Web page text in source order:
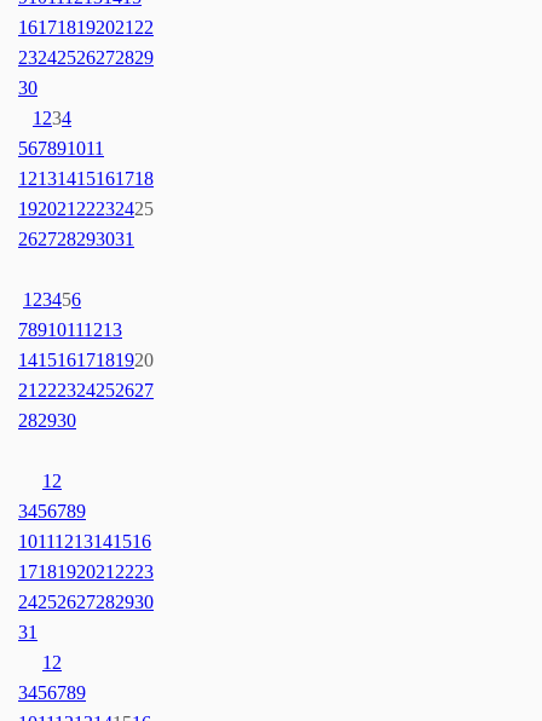
16171819202122
23242526272829
30
1234
567891011
12131415161718
19202122232425
262728293031
123456
78910111213
14151617181920
21222324252627
282930
12
3456789
10111213141516
17181920212223
24252627282930
31
12
3456789